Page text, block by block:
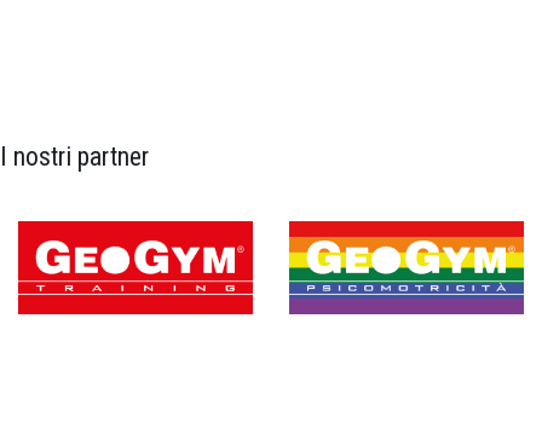
I nostri partner